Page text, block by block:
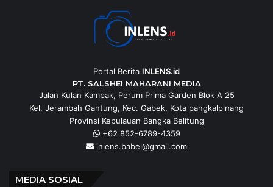
Portal Berita INLENS.id
PT. SALSHEI MAHARANI MEDIA
Jalan Kulan Kampak, Perum Prima Garden Blok A 25
Kel. Jerambah Gantung, Kec. Gabek, Kota pangkalpinang
Provinsi Kepulauan Bangka Belitung
+62 852-6789-4359
inlens.babel@gmail.com
MEDIA SOSIAL